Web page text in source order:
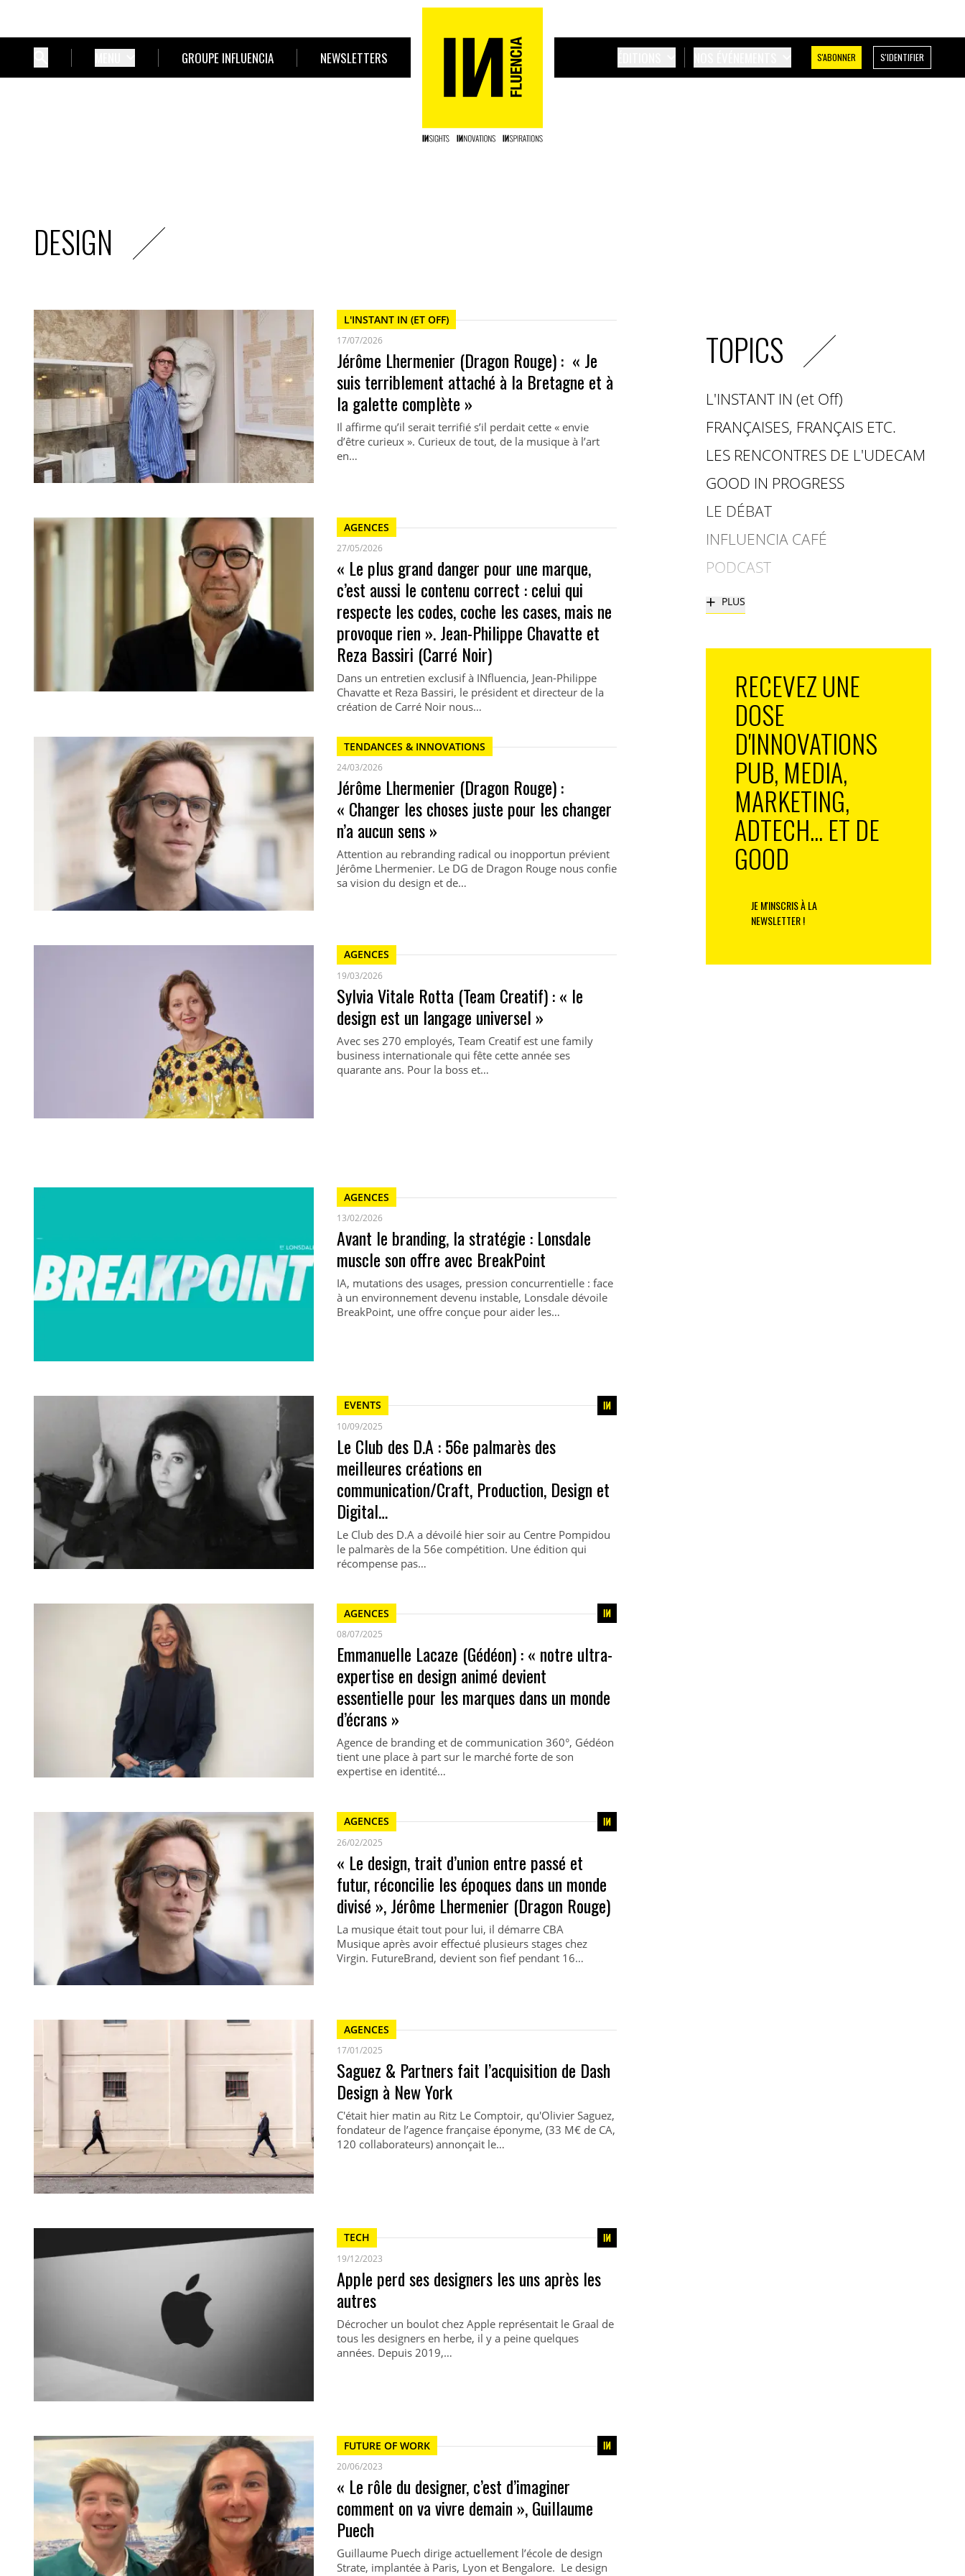
GROUPE INFLUENCIA NEWSLETTERS S'ABONNER S'IDENTIFIER
DESIGN
L'INSTANT IN (ET OFF)
17/07/2026
Jérôme Lhermenier (Dragon Rouge) : « Je
suis terriblement attaché à la Bretagne et à
la galette complète »
Il affirme qu’il serait terrifié s’il perdait cette « envie
d’être curieux ». Curieux de tout, de la musique à l’art
en…
AGENCES
27/05/2026
« Le plus grand danger pour une marque,
c’est aussi le contenu correct : celui qui
respecte les codes, coche les cases, mais ne
provoque rien ». Jean-Philippe Chavatte et
Reza Bassiri (Carré Noir)
Dans un entretien exclusif à INfluencia, Jean-Philippe
Chavatte et Reza Bassiri, le président et directeur de la
création de Carré Noir nous…
TENDANCES & INNOVATIONS
24/03/2026
Jérôme Lhermenier (Dragon Rouge) :
« Changer les choses juste pour les changer
n’a aucun sens »
Attention au rebranding radical ou inopportun prévient
Jérôme Lhermenier. Le DG de Dragon Rouge nous confie
sa vision du design et de…
AGENCES
19/03/2026
Sylvia Vitale Rotta (Team Creatif) : « le
design est un langage universel »
Avec ses 270 employés, Team Creatif est une family
business internationale qui fête cette année ses
quarante ans. Pour la boss et…
AGENCES
13/02/2026
Avant le branding, la stratégie : Lonsdale
muscle son offre avec BreakPoint
IA, mutations des usages, pression concurrentielle : face
à un environnement devenu instable, Lonsdale dévoile
BreakPoint, une offre conçue pour aider les…
EVENTS
10/09/2025
Le Club des D.A : 56e palmarès des
meilleures créations en
communication/Craft, Production, Design et
Digital…
Le Club des D.A a dévoilé hier soir au Centre Pompidou
le palmarès de la 56e compétition. Une édition qui
récompense pas…
AGENCES
08/07/2025
Emmanuelle Lacaze (Gédéon) : « notre ultra-
expertise en design animé devient
essentielle pour les marques dans un monde
d’écrans »
Agence de branding et de communication 360°, Gédéon
tient une place à part sur le marché forte de son
expertise en identité…
AGENCES
26/02/2025
« Le design, trait d’union entre passé et
futur, réconcilie les époques dans un monde
divisé », Jérôme Lhermenier (Dragon Rouge)
La musique était tout pour lui, il démarre CBA
Musique après avoir effectué plusieurs stages chez
Virgin. FutureBrand, devient son fief pendant 16…
AGENCES
17/01/2025
Saguez & Partners fait l’acquisition de Dash
Design à New York
C'était hier matin au Ritz Le Comptoir, qu'Olivier Saguez,
fondateur de l’agence française éponyme, (33 M€ de CA,
120 collaborateurs) annonçait le…
TECH
19/12/2023
Apple perd ses designers les uns après les
autres
Décrocher un boulot chez Apple représentait le Graal de
tous les designers en herbe, il y a peine quelques
années. Depuis 2019,…
FUTURE OF WORK
20/06/2023
« Le rôle du designer, c’est d’imaginer
comment on va vivre demain », Guillaume
Puech
Guillaume Puech dirige actuellement l’école de design
Strate, implantée à Paris, Lyon et Bengalore. Le design
TOPICS
L'INSTANT IN (et Off)
FRANÇAISES, FRANÇAIS ETC.
LES RENCONTRES DE L'UDECAM
GOOD IN PROGRESS
LE DÉBAT
INFLUENCIA CAFÉ
PODCAST
+ PLUS
RECEVEZ UNE
DOSE
D'INNOVATIONS
PUB, MEDIA,
MARKETING,
ADTECH... ET DE
GOOD
JE M'INSCRIS À LA
NEWSLETTER !